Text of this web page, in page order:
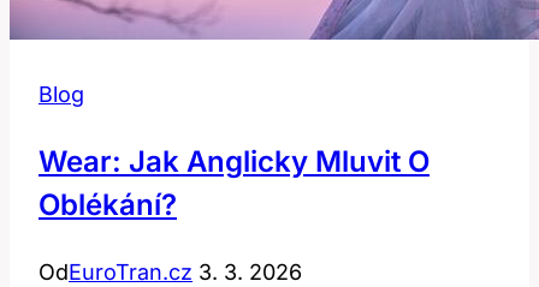
Blog
Wear: Jak Anglicky Mluvit O
Oblékání?
OdEuroTran.cz 3. 3. 2026